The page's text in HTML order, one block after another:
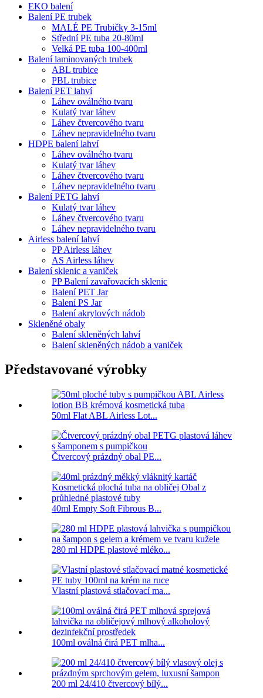
EKO balení
Balení PE trubek
MALÉ PE Trubičky 3-15ml
Střední PE tuba 20-80ml
Velká PE tuba 100-400ml
Balení laminovaných trubek
ABL trubice
PBL trubice
Balení PET lahví
Láhev oválného tvaru
Kulatý tvar láhev
Láhev čtvercového tvaru
Láhev nepravidelného tvaru
HDPE balení lahví
Láhev oválného tvaru
Kulatý tvar láhev
Láhev čtvercového tvaru
Láhev nepravidelného tvaru
Balení PETG lahví
Kulatý tvar láhev
Láhev čtvercového tvaru
Láhev nepravidelného tvaru
Airless balení lahví
PP Airless láhev
AS Airless láhev
Balení sklenic a vaniček
PP Balení zavařovacích sklenic
Balení PET Jar
Balení PS Jar
Balení akrylových nádob
Skleněné obaly
Balení skleněných lahví
Balení skleněných nádob a vaniček
Představované výrobky
50ml Flat ABL Airless Lot...
Čtvercový prázdný obal PE...
40ml Empty Soft Fibrous B...
280 ml HDPE plastové mléko...
Vlastní plastová stlačovací ma...
100ml oválná čirá PET mlha...
200 ml 24/410 čtvercový bílý...